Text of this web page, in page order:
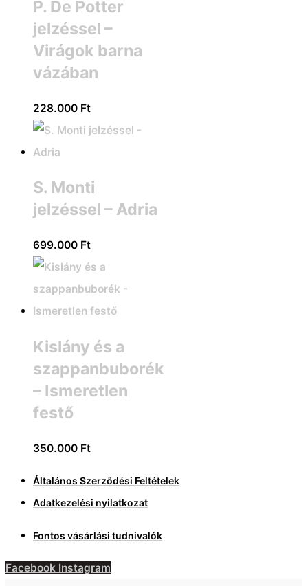
P. De Potter
jelzéssel –
Virágok barna
vázában
228.000 Ft
S. Monti
jelzéssel – Adria
699.000 Ft
Kislány és a
szappanbuborék
– Ismeretlen
festő
350.000 Ft
Általános Szerződési Feltételek
Adatkezelési nyilatkozat
Fontos vásárlási tudnivalók
Facebook Instagram